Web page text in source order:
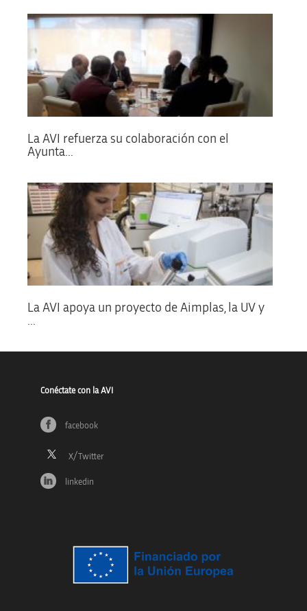
La AVI refuerza su colaboración con el
Ayunta...
La AVI apoya un proyecto de Aimplas, la UV y
...
Conéctate con la AVI
facebook
linkedin